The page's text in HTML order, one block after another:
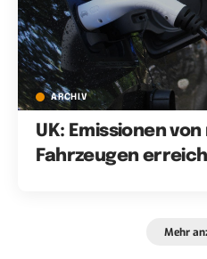
ARCHIV
UK: Emissionen
Fahrzeugen
Mehr